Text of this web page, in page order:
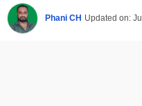
Phani CH Updated on: